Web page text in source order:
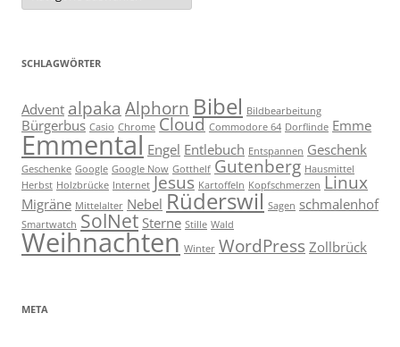
SCHLAGWÖRTER
Advent alpaka Alphorn Bibel Bildbearbeitung
Bürgerbus Casio Chrome Cloud Commodore 64 Dorflinde Emme
Emmental Engel Entlebuch Entspannen Geschenk
Geschenke Google Google Now Gotthelf Gutenberg Hausmittel
Herbst Holzbrücke Internet Jesus Kartoffeln Kopfschmerzen Linux
Migräne Mittelalter Nebel Rüderswil Sagen schmalenhof
Smartwatch SolNet Sterne Stille Wald
Weihnachten Winter WordPress Zollbrück
META